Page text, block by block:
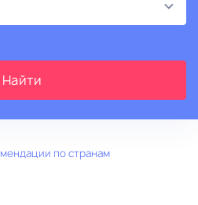
по странам